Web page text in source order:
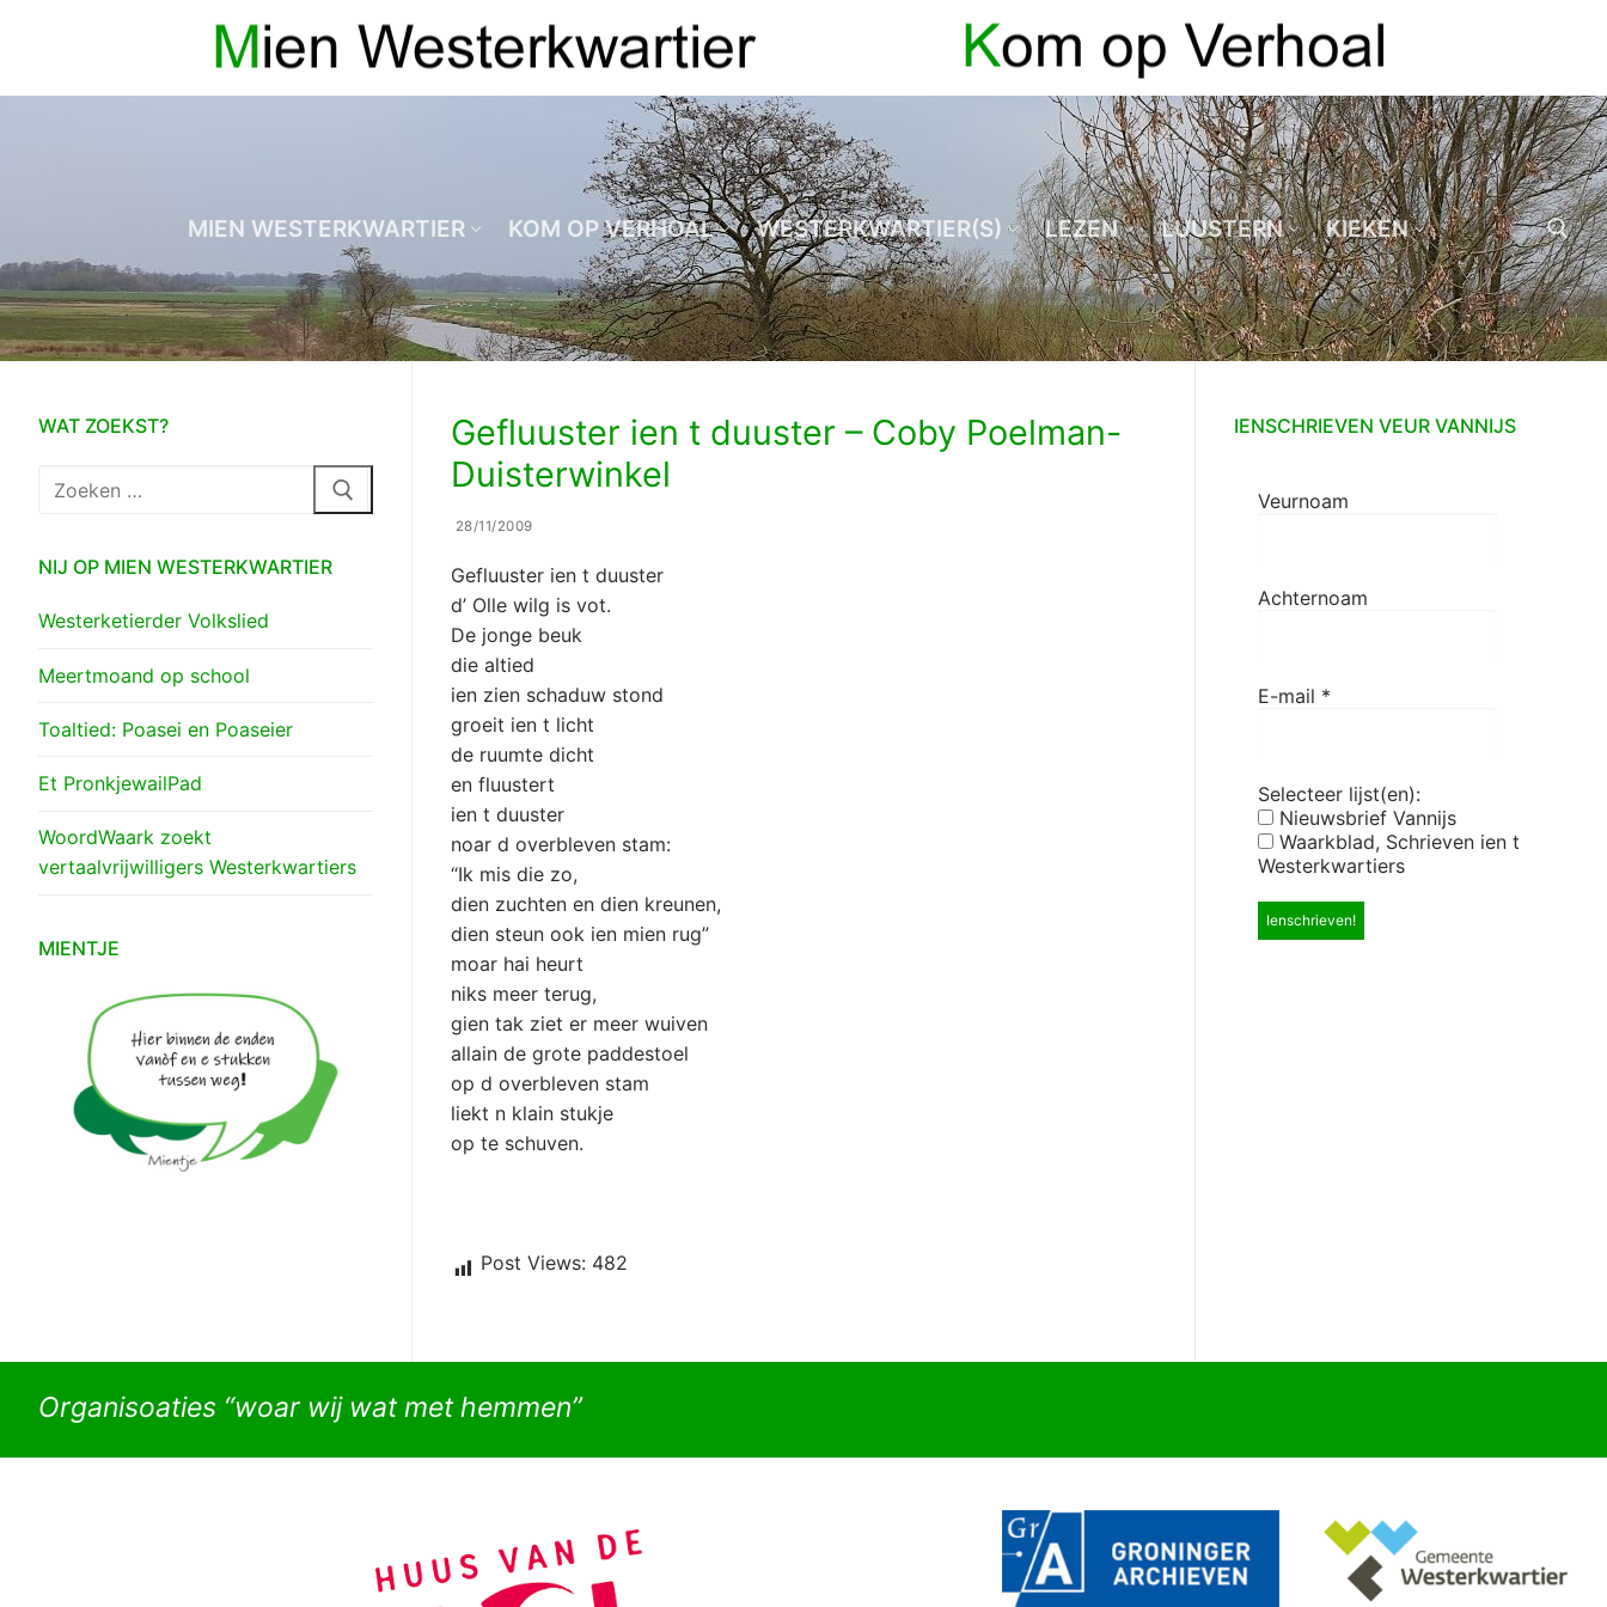
inhoud
MIEN WESTERKWARTIER KOM OP VERHOAL WESTERKWARTIER(S) LEZEN LUUSTERN KIEKEN
Zoeken naar:
Gefluuster ien t duuster – Coby Poelman-
Duisterwinkel
28/11/2009
Gefluuster ien t duuster
d’ Olle wilg is vot.
De jonge beuk
die altied
ien zien schaduw stond
groeit ien t licht
de ruumte dicht
en fluustert
ien t duuster
noar d overbleven stam:
“Ik mis die zo,
dien zuchten en dien kreunen,
dien steun ook ien mien rug”
moar hai heurt
niks meer terug,
gien tak ziet er meer wuiven
allain de grote paddestoel
op d overbleven stam
liekt n klain stukje
op te schuven.
Post Views: 482
IENSCHRIEVEN VEUR VANNIJS
Veurnoam
Achternoam
E-mail *
Selecteer lijst(en):
Nieuwsbrief Vannijs
Waarkblad, Schrieven ien t
Westerkwartiers
WAT ZOEKST?
Zoeken
NIJ OP MIEN WESTERKWARTIER
Westerketierder Volkslied
Meertmoand op school
Toaltied: Poasei en Poaseier
Et PronkjewailPad
WoordWaark zoekt
vertaalvrijwilligers Westerkwartiers
MIENTJE
Organisoaties “woar wij wat met hemmen”